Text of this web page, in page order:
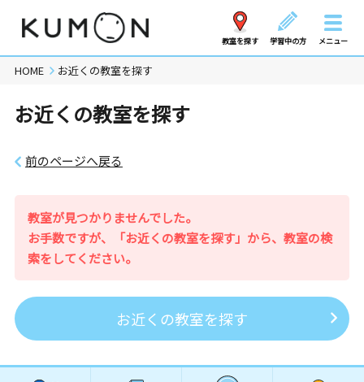
教室を探す 学習中の方 メニュー
HOME お近くの教室を探す
お近くの教室を探す
前のページへ戻る
教室が見つかりませんでした。
お手数ですが、「お近くの教室を探す」から、教室の検
索をしてください。
お近くの教室を探す